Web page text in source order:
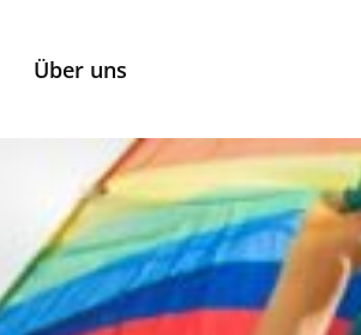
Über uns
Anmeldung
Anmeldeformulare für:
Gymnasien und Grundschulen
Horte